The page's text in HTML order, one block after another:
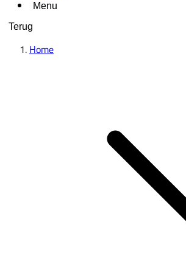
Menu
Terug
Home